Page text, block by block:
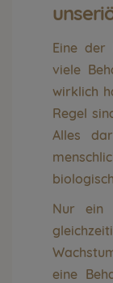
Eine der
viele
wirklich
Regel
Alles
Nur ein
eine